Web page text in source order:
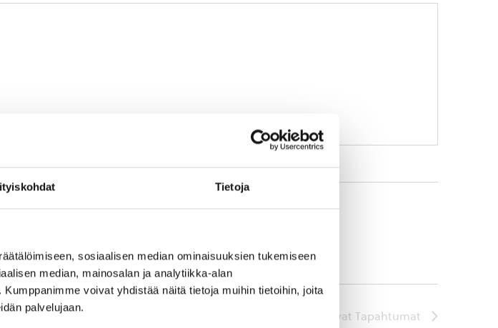
Tietoja
sosiaalisen median ominaisuuksien tukemiseen
median, mainosalan ja analytiikka-alan
voivat yhdistää näitä tietoja muihin tietoihin, joita
palvelujaan.
Seuraavat Tapahtumat